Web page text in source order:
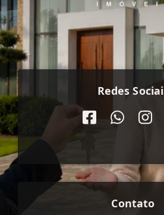
Redes
Contato